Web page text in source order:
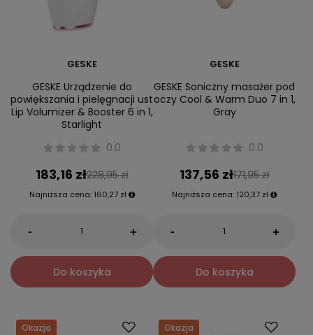
GESKE
GESKE Urządzenie do
powiększania i pielęgnacji ust
Lip Volumizer & Booster 6 in 1,
Starlight
0.0
183,16 zł228,95 zł
Najniższa cena: 160,27 zł
- +
Do koszyka
GESKE
GESKE Soniczny masażer pod
oczy Cool & Warm Duo 7 in 1,
Gray
0.0
137,56 zł171,95 zł
Najniższa cena: 120,37 zł
- +
Do koszyka
Okazja Okazja